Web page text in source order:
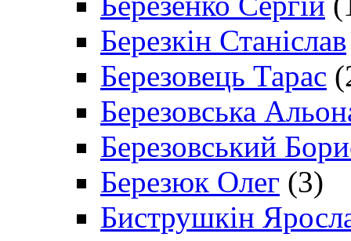
Березкін Станіслав
Березовець Тарас
Березовська
Березовський
Березюк Олег (3)
Биструшкін